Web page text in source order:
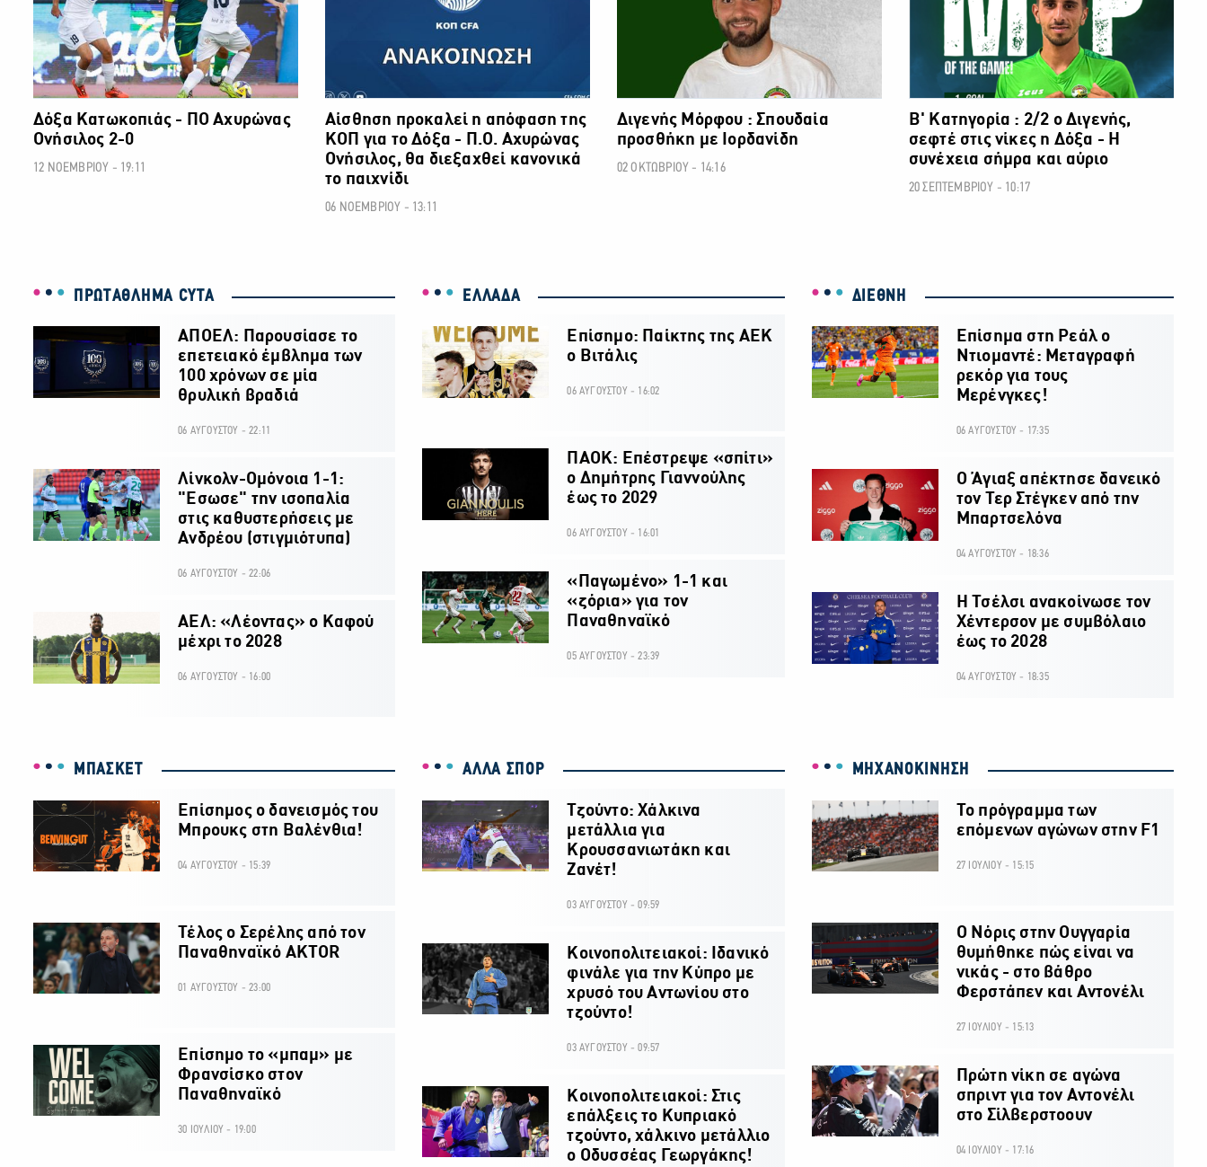
Δόξα Κατωκοπιάς - ΠΟ Αχυρώνας
Ονήσιλος 2-0
12 ΝΟΕΜΒΡΙΟΥ - 19:11
Αίσθηση προκαλεί η απόφαση της
ΚΟΠ για το Δόξα - Π.Ο. Αχυρώνας
Ονήσιλος, θα διεξαχθεί κανονικά
το παιχνίδι
06 ΝΟΕΜΒΡΙΟΥ - 13:11
Διγενής Μόρφου : Σπουδαία
προσθήκη με Ιορδανίδη
02 ΟΚΤΩΒΡΙΟΥ - 14:16
Β' Κατηγορία : 2/2 ο Διγενής,
σεφτέ στις νίκες η Δόξα - Η
συνέχεια σήμρα και αύριο
20 ΣΕΠΤΕΜΒΡΙΟΥ - 10:17
ΠΡΩΤΑΘΛΗΜΑ CYTA
ΑΠΟΕΛ: Παρουσίασε το
επετειακό έμβλημα των
100 χρόνων σε μία
θρυλική βραδιά
06 ΑΥΓΟΥΣΤΟΥ - 22:11
Λίνκολν-Ομόνοια 1-1:
"Εσωσε" την ισοπαλία
στις καθυστερήσεις με
Ανδρέου (στιγμιότυπα)
06 ΑΥΓΟΥΣΤΟΥ - 22:06
ΑΕΛ: «Λέοντας» ο Καφού
μέχρι το 2028
06 ΑΥΓΟΥΣΤΟΥ - 16:00
ΕΛΛΑΔΑ
Επίσημο: Παίκτης της ΑΕΚ
ο Βιτάλις
06 ΑΥΓΟΥΣΤΟΥ - 16:02
ΠΑΟΚ: Επέστρεψε «σπίτι»
ο Δημήτρης Γιαννούλης
έως το 2029
06 ΑΥΓΟΥΣΤΟΥ - 16:01
«Παγωμένο» 1-1 και
«ζόρια» για τον
Παναθηναϊκό
05 ΑΥΓΟΥΣΤΟΥ - 23:39
ΔΙΕΘΝΗ
Επίσημα στη Ρεάλ ο
Ντιομαντέ: Μεταγραφή
ρεκόρ για τους
Μερένγκες!
06 ΑΥΓΟΥΣΤΟΥ - 17:35
Ο Άγιαξ απέκτησε δανεικό
τον Τερ Στέγκεν από την
Μπαρτσελόνα
04 ΑΥΓΟΥΣΤΟΥ - 18:36
H Τσέλσι ανακοίνωσε τον
Χέντερσον με συμβόλαιο
έως το 2028
04 ΑΥΓΟΥΣΤΟΥ - 18:35
ΜΠΑΣΚΕΤ
Επίσημος ο δανεισμός του
Μπρουκς στη Βαλένθια!
04 ΑΥΓΟΥΣΤΟΥ - 15:39
Τέλος ο Σερέλης από τον
Παναθηναϊκό AKTOR
01 ΑΥΓΟΥΣΤΟΥ - 23:00
Επίσημο το «μπαμ» με
Φρανσίσκο στον
Παναθηναϊκό
30 ΙΟΥΛΙΟΥ - 19:00
ΑΛΛΑ ΣΠΟΡ
Τζούντο: Χάλκινα
μετάλλια για
Κρουσσανιωτάκη και
Ζανέτ!
03 ΑΥΓΟΥΣΤΟΥ - 09:59
Κοινοπολιτειακοί: Ιδανικό
φινάλε για την Κύπρο με
χρυσό του Αντωνίου στο
τζούντο!
03 ΑΥΓΟΥΣΤΟΥ - 09:57
Κοινοπολιτειακοί: Στις
επάλξεις το Κυπριακό
τζούντο, χάλκινο μετάλλιο
ο Οδυσσέας Γεωργάκης!
ΜΗΧΑΝΟΚΙΝΗΣΗ
Το πρόγραμμα των
επόμενων αγώνων στην F1
27 ΙΟΥΛΙΟΥ - 15:15
O Νόρις στην Ουγγαρία
θυμήθηκε πώς είναι να
νικάς - στο βάθρο
Φερστάπεν και Αντονέλι
27 ΙΟΥΛΙΟΥ - 15:13
Πρώτη νίκη σε αγώνα
σπριντ για τον Αντονέλι
στο Σίλβερστοουν
04 ΙΟΥΛΙΟΥ - 17:16